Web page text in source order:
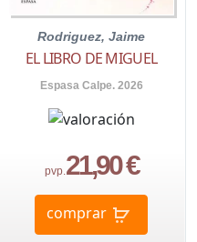
Rodriguez, Jaime
EL LIBRO DE MIGUEL
Espasa Calpe. 2026
pvp. 21,90 €
comprar